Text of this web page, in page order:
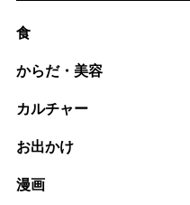
食
からだ・美容
カルチャー
お出かけ
漫画